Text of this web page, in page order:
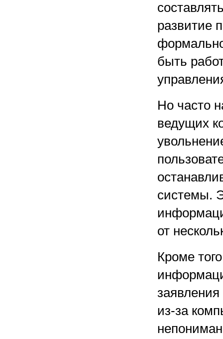
развитие
быть
Но часто
ведущих
системы.
от
Кроме
заявления
из-за